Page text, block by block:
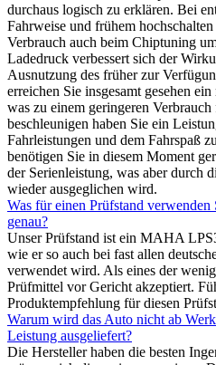
durchaus logisch zu erklären. Bei
Fahrweise und frühem
Verbrauch auch beim Chiptuning
Ladedruck verbessert sich der
Ausnutzung des früher zur
erreichen Sie insgesamt gesehen
was zu einem geringeren
beschleunigen haben Sie ein
Fahrleistungen und dem Fahrspaß
benötigen Sie in diesem Moment
der Serienleistung, was aber durch
wieder ausgeglichen wird.
Was für einen Prüfstand verwenden
genau?
Unser Prüfstand ist ein MAHA
wie er so auch bei fast allen
verwendet wird. Als eines der
Prüfmittel vor Gericht akzeptiert.
Produktempfehlung für diesen
Warum wird das Auto nicht ab
Leistung ausgeliefert?
Die Hersteller haben die besten